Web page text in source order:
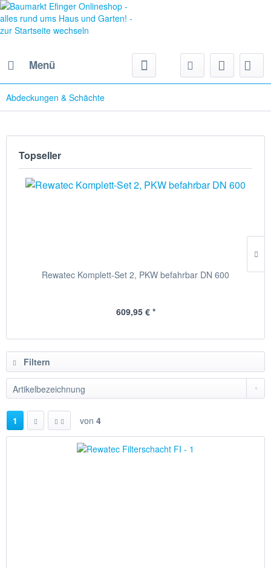
Menü
Abdeckungen & Schächte
Topseller
Rewatec Komplett-Set 2, PKW befahrbar DN 600
609,95 € *
Filtern
1 von 4